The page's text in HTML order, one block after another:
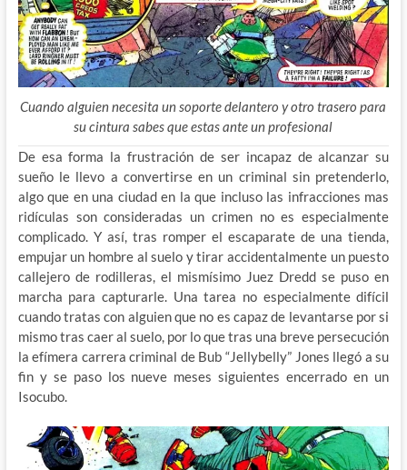
Cuando alguien necesita un soporte delantero y otro trasero para
su cintura sabes que estas ante un profesional
De esa forma la frustración de ser incapaz de alcanzar su
sueño le llevo a convertirse en un criminal sin pretenderlo,
algo que en una ciudad en la que incluso las infracciones mas
ridículas son consideradas un crimen no es especialmente
complicado. Y así, tras romper el escaparate de una tienda,
empujar un hombre al suelo y tirar accidentalmente un puesto
callejero de rodilleras, el mismísimo Juez Dredd se puso en
marcha para capturarle. Una tarea no especialmente difícil
cuando tratas con alguien que no es capaz de levantarse por si
mismo tras caer al suelo, por lo que tras una breve persecución
la efímera carrera criminal de Bub “Jellybelly” Jones llegó a su
fin y se paso los nueve meses siguientes encerrado en un
Isocubo.